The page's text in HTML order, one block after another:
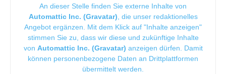
An dieser Stelle finden Sie externe Inhalte von
Automattic Inc. (Gravatar) , die unser redaktionelles
Angebot ergänzen. Mit dem Klick auf "Inhalte anzeigen"
stimmen Sie zu, dass wir diese und zukünftige Inhalte
von Automattic Inc. (Gravatar) anzeigen dürfen. Damit
können personenbezogene Daten an Drittplattformen
übermittelt werden.